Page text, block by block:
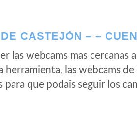
CASTEJÓN – –
las webcams mas cercanas
herramienta, las webcams
para que podais seguir los